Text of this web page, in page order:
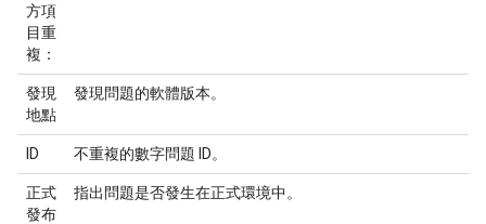
方項
目重
複：
發現
地點
發現問題的軟體版本。
ID 不重複的數字問題 ID。
正式
發布
指出問題是否發生在正式環境中。